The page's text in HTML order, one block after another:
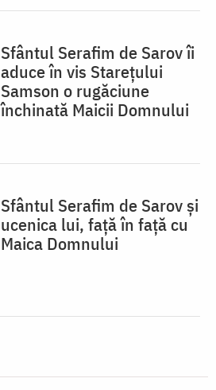
Sfântul Serafim de Sarov îi
aduce în vis Starețului
Samson o rugăciune
închinată Maicii Domnului
Sfântul Serafim de Sarov și
ucenica lui, față în față cu
Maica Domnului